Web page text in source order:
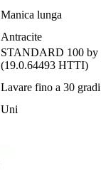
Manica lunga
Antracite
STANDARD 100
(19.0.64493 HTTI)
Lavare fino a 30 gradi
Uni